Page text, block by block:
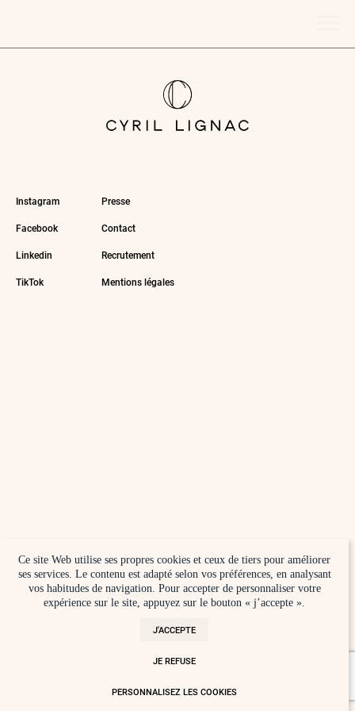
Instagram Presse
Facebook Contact
Linkedin Recrutement
TikTok Mentions légales
Ce site Web utilise ses propres cookies et ceux de tiers pour améliorer
ses services. Le contenu est adapté selon vos préférences, en analysant
vos habitudes de navigation. Pour accepter de personnaliser votre
expérience sur le site, appuyez sur le bouton « j’accepte ».
JE REFUSE
PERSONNALISEZ LES COOKIES
J'ACCEPTE